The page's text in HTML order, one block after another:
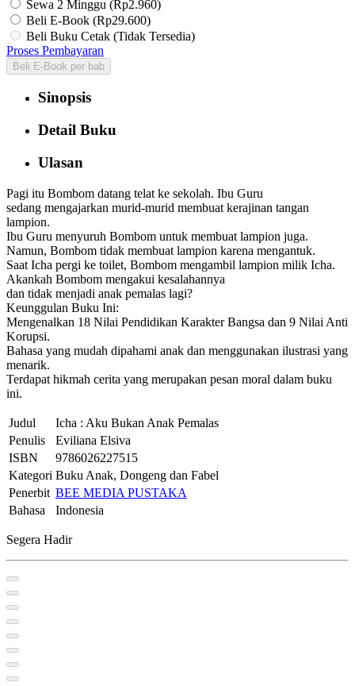
Sewa 2 Minggu (Rp2.960)
Beli E-Book (Rp29.600)
Beli Buku Cetak (Tidak Tersedia)
Proses Pembayaran
Beli E-Book per bab
Sinopsis
Detail Buku
Ulasan
Pagi itu Bombom datang telat ke sekolah. Ibu Guru
sedang mengajarkan murid-murid membuat kerajinan tangan
lampion.
Ibu Guru menyuruh Bombom untuk membuat lampion juga.
Namun, Bombom tidak membuat lampion karena mengantuk.
Saat Icha pergi ke toilet, Bombom mengambil lampion milik Icha.
Akankah Bombom mengakui kesalahannya
dan tidak menjadi anak pemalas lagi?
Keunggulan Buku Ini:
Mengenalkan 18 Nilai Pendidikan Karakter Bangsa dan 9 Nilai Anti
Korupsi.
Bahasa yang mudah dipahami anak dan menggunakan ilustrasi yang
menarik.
Terdapat hikmah cerita yang merupakan pesan moral dalam buku
ini.
Judul
Icha : Aku Bukan Anak Pemalas
Penulis
Eviliana Elsiva
ISBN
9786026227515
Kategori Buku Anak, Dongeng dan Fabel
Penerbit BEE MEDIA PUSTAKA
Bahasa
Indonesia
Segera Hadir